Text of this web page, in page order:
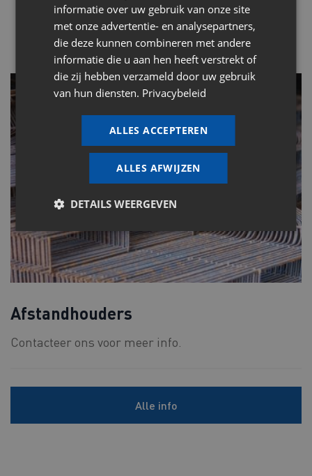
Afstandhouders
Contacteer ons voor meer info.
Alle info
informatie over uw gebruik van onze site
met onze advertentie- en analysepartners,
die deze kunnen combineren met andere
informatie die u aan hen heeft verstrekt of
die zij hebben verzameld door uw gebruik
van hun diensten. Privacybeleid
ALLES ACCEPTEREN
ALLES AFWIJZEN
DETAILS WEERGEVEN